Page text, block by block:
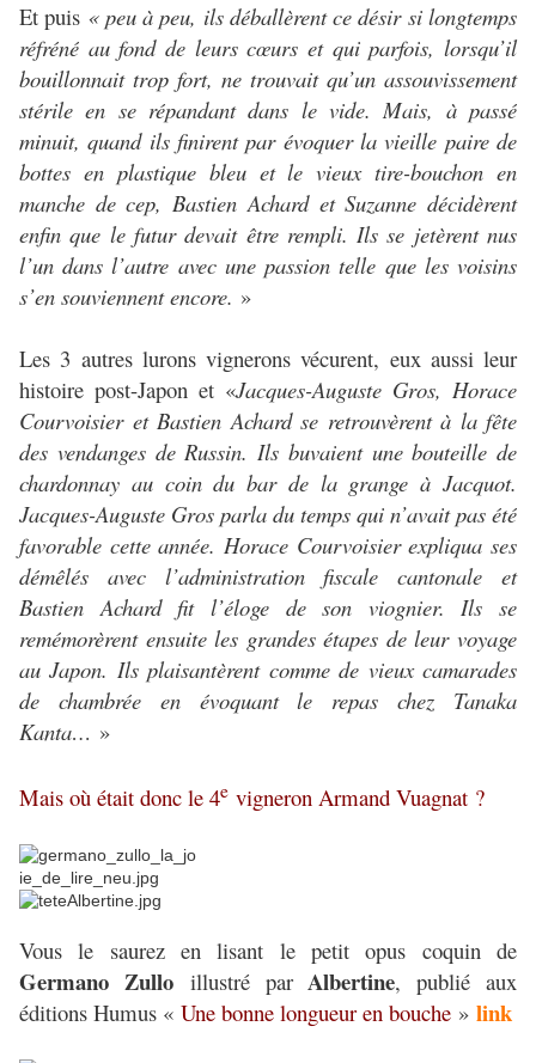
Et puis « peu à peu, ils déballèrent ce désir si longtemps
réfréné au fond de leurs cœurs et qui parfois, lorsqu’il
bouillonnait trop fort, ne trouvait qu’un assouvissement
stérile en se répandant dans le vide. Mais, à passé
minuit, quand ils finirent par évoquer la vieille paire de
bottes en plastique bleu et le vieux tire-bouchon en
manche de cep, Bastien Achard et Suzanne décidèrent
enfin que le futur devait être rempli. Ils se jetèrent nus
l’un dans l’autre avec une passion telle que les voisins
s’en souviennent encore. »
Les 3 autres lurons vignerons vécurent, eux aussi leur
histoire post-Japon et «Jacques-Auguste Gros, Horace
Courvoisier et Bastien Achard se retrouvèrent à la fête
des vendanges de Russin. Ils buvaient une bouteille de
chardonnay au coin du bar de la grange à Jacquot.
Jacques-Auguste Gros parla du temps qui n’avait pas été
favorable cette année. Horace Courvoisier expliqua ses
démêlés avec l’administration fiscale cantonale et
Bastien Achard fit l’éloge de son viognier. Ils se
remémorèrent ensuite les grandes étapes de leur voyage
au Japon. Ils plaisantèrent comme de vieux camarades
de chambrée en évoquant le repas chez Tanaka
Kanta… »
Mais où était donc le 4e vigneron Armand Vuagnat ?
Vous le saurez en lisant le petit opus coquin de
Germano Zulloillustré parAlbertine, publié aux
éditions Humus « Une bonne longueur en bouche » link